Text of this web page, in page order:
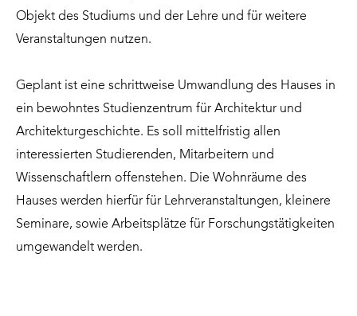
Objekt des Studiums und der Lehre und für weitere
Veranstaltungen nutzen.
Geplant ist eine schrittweise Umwandlung des Hauses in
ein bewohntes Studienzentrum für Architektur und
Architekturgeschichte. Es soll mittelfristig allen
interessierten Studierenden, Mitarbeitern und
Wissenschaftlern offenstehen. Die Wohnräume des
Hauses werden hierfür für Lehrveranstaltungen, kleinere
Seminare, sowie Arbeitsplätze für Forschungstätigkeiten
umgewandelt werden.